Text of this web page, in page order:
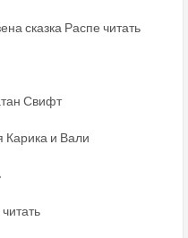
сказка Распе читать
Свифт
и Вали